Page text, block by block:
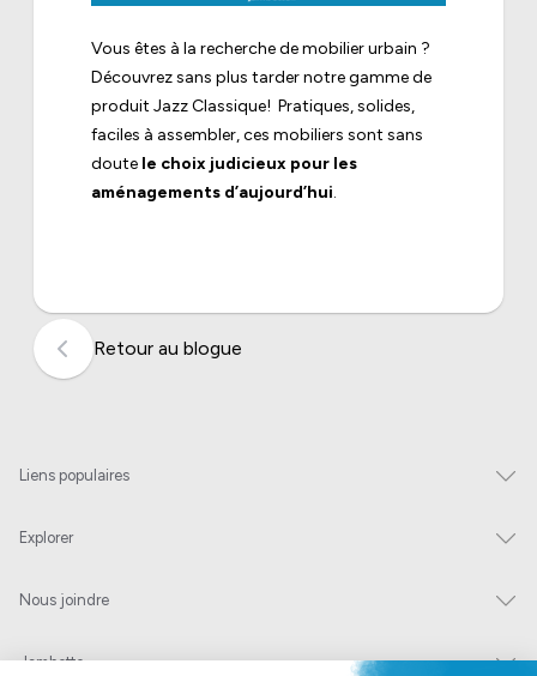
Vous êtes à la recherche de mobilier urbain ?
Découvrez sans plus tarder notre gamme de
produit Jazz Classique! Pratiques, solides,
faciles à assembler, ces mobiliers sont sans
doute le choix judicieux pour les
aménagements d’aujourd’hui.
Retour au blogue
Liens populaires
Explorer
Nous joindre
Jambette